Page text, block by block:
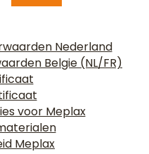
Nederland
Belgie (NL/FR)
voor Meplax
Meplax